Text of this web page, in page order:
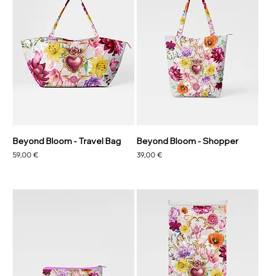
Beyond Bloom - Travel Bag
Precio
59,00 €
Beyond Bloom - Shopper
Precio
39,00 €